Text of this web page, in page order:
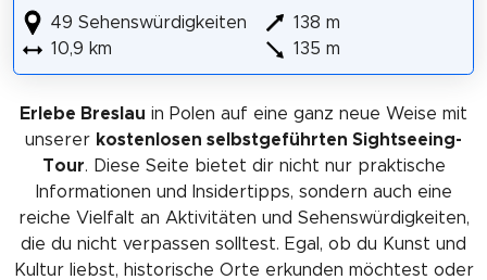
49 Sehenswürdigkeiten
10,9 km
138 m
135 m
Erlebe Breslau in Polen auf eine ganz neue Weise mit
unserer kostenlosen selbstgeführten Sightseeing-
Tour. Diese Seite bietet dir nicht nur praktische
Informationen und Insidertipps, sondern auch eine
reiche Vielfalt an Aktivitäten und Sehenswürdigkeiten,
die du nicht verpassen solltest. Egal, ob du Kunst und
Kultur liebst, historische Orte erkunden möchtest oder